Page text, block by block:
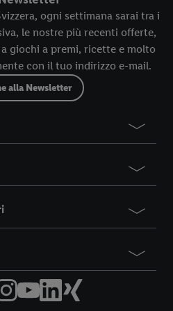
ogni settimana sarai tra i
le nostre più recenti offerte,
giochi a premi, ricette e molto
con il tuo indirizzo e-mail.
alla Newsletter
Le note legali sono